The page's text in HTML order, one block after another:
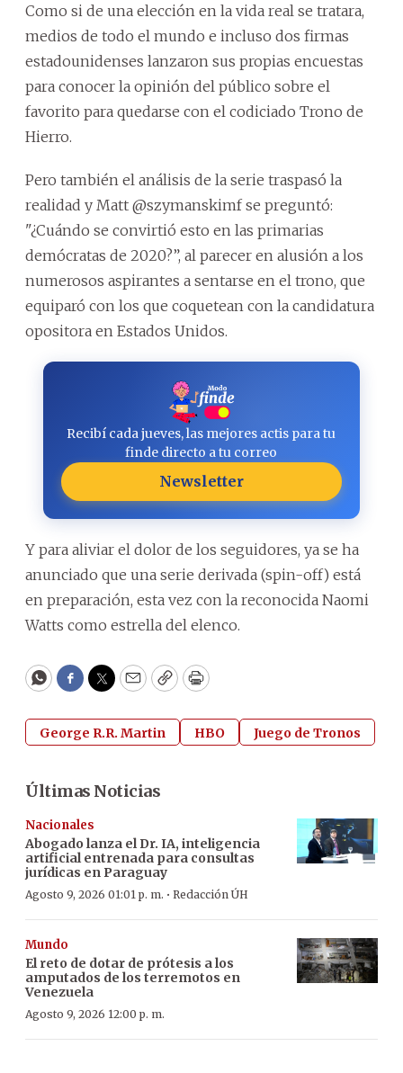
Como si de una elección en la vida real se tratara,
medios de todo el mundo e incluso dos firmas
estadounidenses lanzaron sus propias encuestas
para conocer la opinión del público sobre el
favorito para quedarse con el codiciado Trono de
Hierro.
Pero también el análisis de la serie traspasó la
realidad y Matt @szymanskimf se preguntó:
"¿Cuándo se convirtió esto en las primarias
demócratas de 2020?”, al parecer en alusión a los
numerosos aspirantes a sentarse en el trono, que
equiparó con los que coquetean con la candidatura
opositora en Estados Unidos.
Recibí cada jueves, las mejores actis para tu
finde directo a tu correo
Newsletter
Y para aliviar el dolor de los seguidores, ya se ha
anunciado que una serie derivada (spin-off) está
en preparación, esta vez con la reconocida Naomi
Watts como estrella del elenco.
WhatsApp
Facebook
Twitter
EmailCopyPrint
George R.R. Martin HBO Juego de Tronos
Últimas Noticias
Nacionales
Abogado lanza el Dr. IA, inteligencia
artificial entrenada para consultas
jurídicas en Paraguay
Agosto 9, 2026 01:01 p. m. · Redacción ÚH
Mundo
El reto de dotar de prótesis a los
amputados de los terremotos en
Venezuela
Agosto 9, 2026 12:00 p. m.